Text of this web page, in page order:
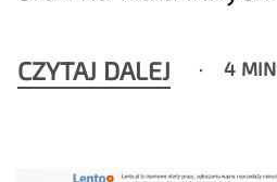
CZYTAJ DALEJ 4 MIN